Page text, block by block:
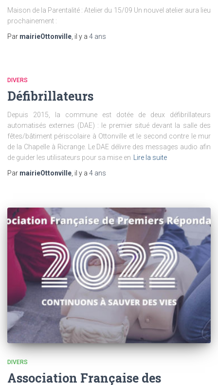
Maison de la Parentalité : Atelier du 15/09 Un nouvel atelier aura lieu
prochainement :
Par mairieOttonville , il y a 4 ans
DIVERS
Défibrillateurs
Depuis 2015, la commune est dotée de deux défibrillateurs
automatisés externes (DAE) : le premier situé devant la salle des
fêtes/bâtiment périscolaire à Ottonville et le second contre le mur
de la Chapelle à Ricrange. Le DAE délivre des messages audio afin
de guider les utilisateurs pour sa mise en
Lire la suite
Par mairieOttonville , il y a 4 ans
DIVERS
Association Française des